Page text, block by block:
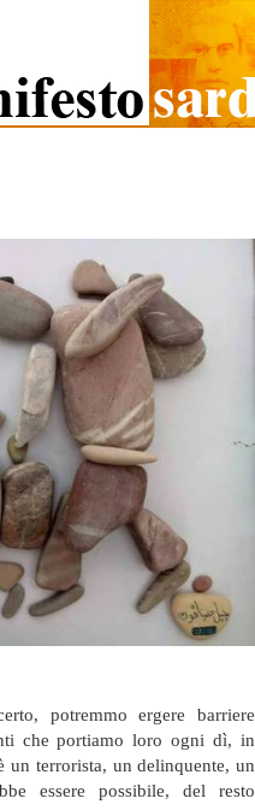
potremmo ergere barriere
che portiamo loro ogni dì, in
un terrorista, un delinquente, un
essere possibile, del resto